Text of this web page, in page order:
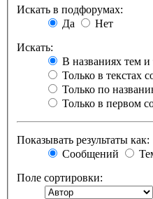
Искать в подфорумах:
Да
Нет
Искать:
В названиях тем и
Только в текстах
Только по
Только в первом
Показывать результаты как:
Сообщений
Поле сортировки: